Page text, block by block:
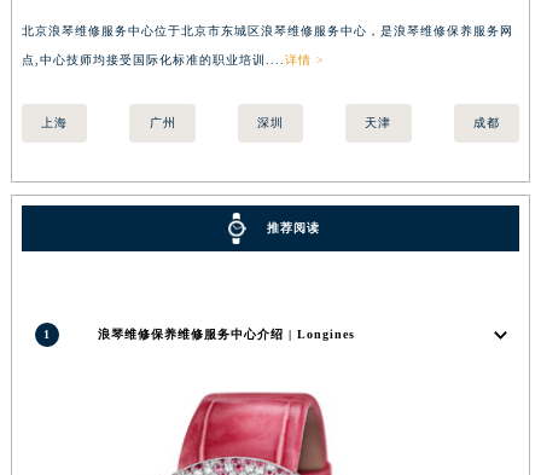
北京浪琴维修服务中心位于北京市东城区浪琴维修服务中心，是浪琴维修保养服务网
点,中心技师均接受国际化标准的职业培训.... 详情 >
上海 广州 深圳 天津 成都
推荐阅读
1 浪琴维修保养维修服务中心介绍 | Longines